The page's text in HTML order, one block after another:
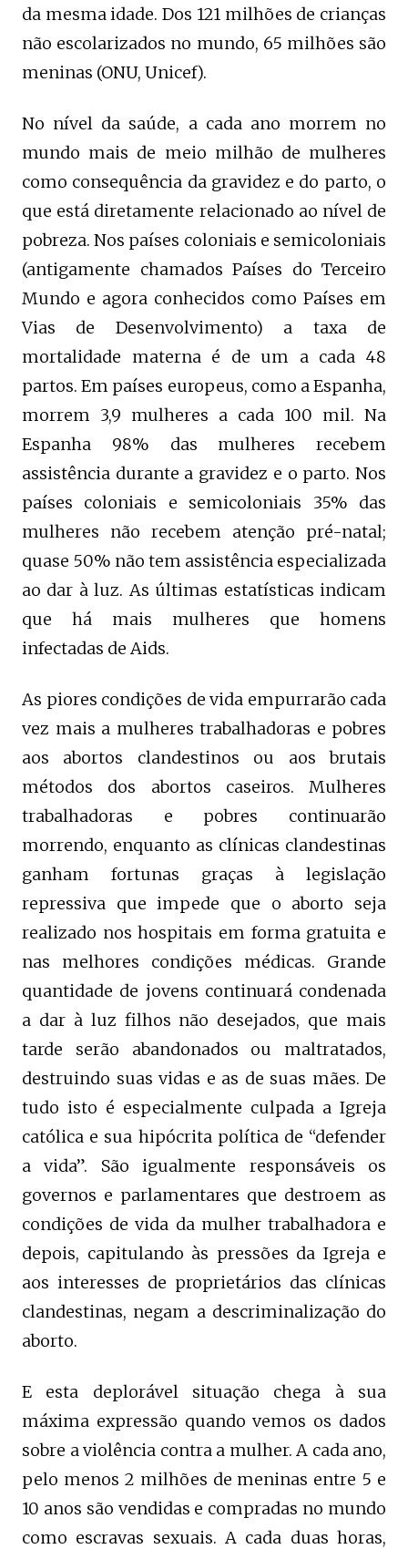
da mesma idade. Dos 121 milhões de crianças
não escolarizados no mundo, 65 milhões são
meninas (ONU, Unicef).
No nível da saúde, a cada ano morrem no
mundo mais de meio milhão de mulheres
como consequência da gravidez e do parto, o
que está diretamente relacionado ao nível de
pobreza. Nos países coloniais e semicoloniais
(antigamente chamados Países do Terceiro
Mundo e agora conhecidos como Países em
Vias de Desenvolvimento) a taxa de
mortalidade materna é de um a cada 48
partos. Em países europeus, como a Espanha,
morrem 3,9 mulheres a cada 100 mil. Na
Espanha 98% das mulheres recebem
assistência durante a gravidez e o parto. Nos
países coloniais e semicoloniais 35% das
mulheres não recebem atenção pré-natal;
quase 50% não tem assistência especializada
ao dar à luz. As últimas estatísticas indicam
que há mais mulheres que homens
infectadas de Aids.
As piores condições de vida empurrarão cada
vez mais a mulheres trabalhadoras e pobres
aos abortos clandestinos ou aos brutais
métodos dos abortos caseiros. Mulheres
trabalhadoras e pobres continuarão
morrendo, enquanto as clínicas clandestinas
ganham fortunas graças à legislação
repressiva que impede que o aborto seja
realizado nos hospitais em forma gratuita e
nas melhores condições médicas. Grande
quantidade de jovens continuará condenada
a dar à luz filhos não desejados, que mais
tarde serão abandonados ou maltratados,
destruindo suas vidas e as de suas mães. De
tudo isto é especialmente culpada a Igreja
católica e sua hipócrita política de “defender
a vida”. São igualmente responsáveis os
governos e parlamentares que destroem as
condições de vida da mulher trabalhadora e
depois, capitulando às pressões da Igreja e
aos interesses de proprietários das clínicas
clandestinas, negam a descriminalização do
aborto.
E esta deplorável situação chega à sua
máxima expressão quando vemos os dados
sobre a violência contra a mulher. A cada ano,
pelo menos 2 milhões de meninas entre 5 e
10 anos são vendidas e compradas no mundo
como escravas sexuais. A cada duas horas,